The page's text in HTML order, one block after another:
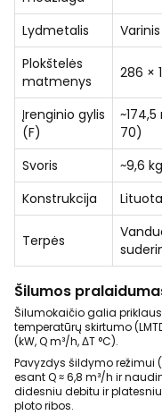
Lydmetalis
Plokštelės
matmenys
286 ×
Įrenginio gylis
(F)
70)
Svoris
~9,6 kg
Konstrukcija
Terpės
Šilumos
Šilumokaičio galia
temperatūrų skirtumo
(kW, Q m³/h, ΔT °C).
Pavyzdys šildymo režimui
esant Q ≈ 6,8 m³/h ir
didesniu debitu ir
ploto ribos.